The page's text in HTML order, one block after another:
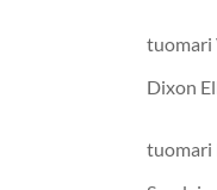
tuomari
Dixon
tuomari